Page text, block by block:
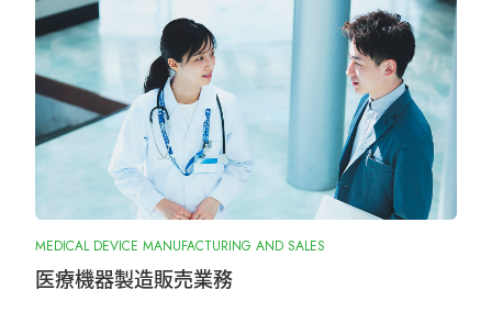
大阪物流センター開設(移転)のお知らせ
2026.1.7
『SurgiGear1.0システム』の販売終了のお
知らせ
2025.10.28
『ORIONフィンガージョイント』承認取
得しました
MEDICAL DEVICE MANUFACTURING AND SALES
医療機器製造販売業務